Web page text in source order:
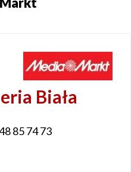
Biała
85 74 73